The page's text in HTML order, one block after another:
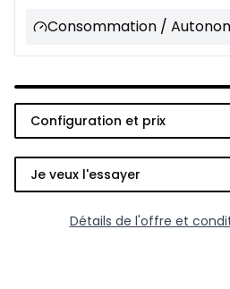
Consommation /
Configuration et prix
Je veux l'essayer
Détails de l'offre et